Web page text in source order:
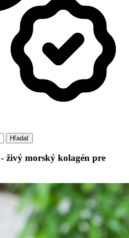
Hľadať
živý morský kolagén pre